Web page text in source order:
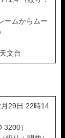
ームからムー
文台
29日 22時14
）